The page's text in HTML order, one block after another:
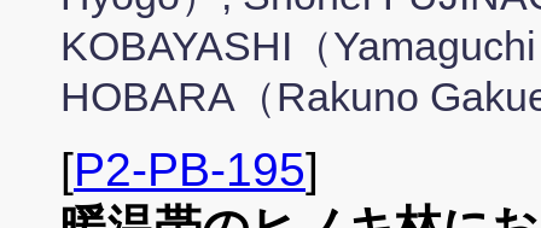
KOBAYASHI（
HOBARA（Rakuno
[P2-PB-195]